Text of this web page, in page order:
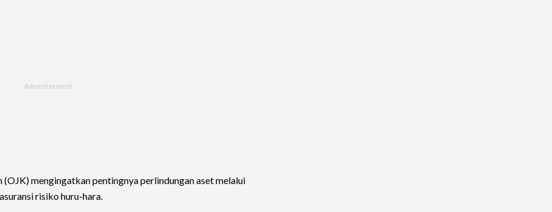
(OJK) mengingatkan pentingnya perlindungan aset melalui
risiko huru-hara.